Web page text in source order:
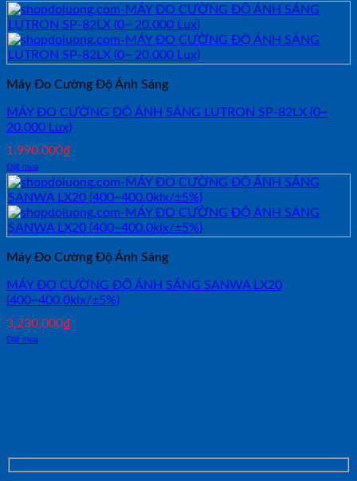
Máy Đo Cường Độ Ánh Sáng
MÁY ĐO CƯỜNG ĐỘ ÁNH SÁNG LUTRON SP-82LX (0~
20.000 Lux)
1,990,000₫
Đặt mua
Máy Đo Cường Độ Ánh Sáng
MÁY ĐO CƯỜNG ĐỘ ÁNH SÁNG SANWA LX20
(400~400.0klx/±5%)
3,230,000₫
Đặt mua